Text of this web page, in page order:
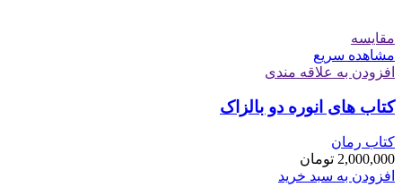
مقایسه
مشاهده سریع
افزودن به علاقه مندی
کتاب های انوره دو بالزاک
کتاب رمان
2,000,000 تومان
افزودن به سبد خرید